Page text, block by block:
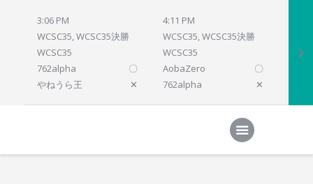
3:06 PM
WCSC35, WCSC35決勝
WCSC35
762alpha
〇
やねうら王
✕
4:11 PM
WCSC35, WCSC35決勝
WCSC35
AobaZero
〇
762alpha
✕
Home